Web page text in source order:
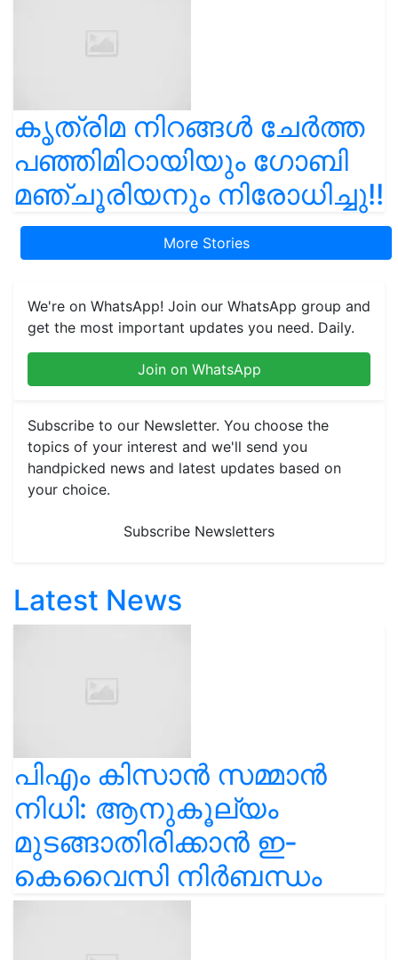
കൃത്രിമ നിറങ്ങൾ ചേർത്ത
പഞ്ഞിമിഠായിയും ഗോബി
മഞ്ചൂരിയനും നിരോധിച്ചു!!
More Stories
We're on WhatsApp! Join our WhatsApp group and
get the most important updates you need. Daily.
Join on WhatsApp
Subscribe to our Newsletter. You choose the
topics of your interest and we'll send you
handpicked news and latest updates based on
your choice.
Subscribe Newsletters
Latest News
പിഎം കിസാൻ സമ്മാൻ
നിധി: ആനുകൂല്യം
മുടങ്ങാതിരിക്കാൻ ഇ-
കെവൈസി നിർബന്ധം